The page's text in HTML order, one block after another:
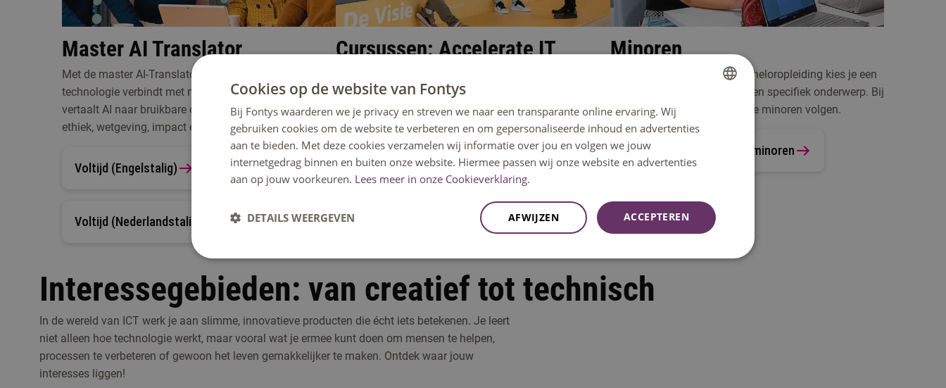
Master AI Translator
Met de master AI-Translator word jij dé schakel die
technologie verbindt met maatschappelijke waarde. Jij
vertaalt AI naar bruikbare oplossingen met oog voor
ethiek, wetgeving, impact en draagvlak.
Voltijd (Engelstalig)
Voltijd (Nederlandstalig)
Cursussen: Accelerate IT
samen met professionals, of je nu schoolverlater,
werkzoekende of ervaren professional bent.
Bekijk het volledige cursusaanbod
Minoren
In het derde jaar van een bacheloropleiding kies je een
minor om je te verdiepen in een specifiek onderwerp. Bij
Fontys ICT kun je de volgende minoren volgen.
Bekijk de diverse Fontys minoren
Interessegebieden: van creatief tot technisch
In de wereld van ICT werk je aan slimme, innovatieve producten die écht iets betekenen. Je leert
niet alleen hoe technologie werkt, maar vooral wat je ermee kunt doen om mensen te helpen,
processen te verbeteren of gewoon het leven gemakkelijker te maken. Ontdek waar jouw
interesses liggen!
ENGLISH
Cookies op de website van Fontys
Bij Fontys waarderen we je privacy en streven we naar een transparante online ervaring. Wij
gebruiken cookies om de website te verbeteren en om gepersonaliseerde inhoud en advertenties
aan te bieden. Met deze cookies verzamelen wij informatie over jou en volgen we jouw
internetgedrag binnen en buiten onze website. Hiermee passen wij onze website en advertenties
aan op jouw voorkeuren. Lees meer in onze Cookieverklaring.
ACCEPTEREN
AFWIJZEN
DETAILS WEERGEVEN